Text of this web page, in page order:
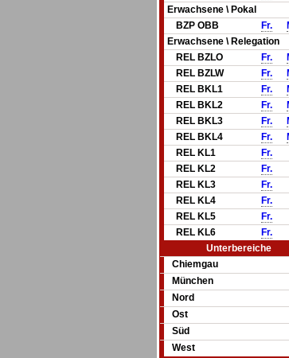
Erwachsene \ Pokal
BZP OBB
Fr.
Erwachsene \ Relegation
REL BZLO
Fr.
REL BZLW
Fr.
REL BKL1
Fr.
REL BKL2
Fr.
REL BKL3
Fr.
REL BKL4
Fr.
REL KL1
Fr.
REL KL2
Fr.
REL KL3
Fr.
REL KL4
Fr.
REL KL5
Fr.
REL KL6
Fr.
Unterbereiche
Chiemgau
München
Nord
Ost
Süd
West